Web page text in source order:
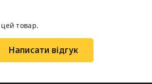
цей товар.
Написати відгук